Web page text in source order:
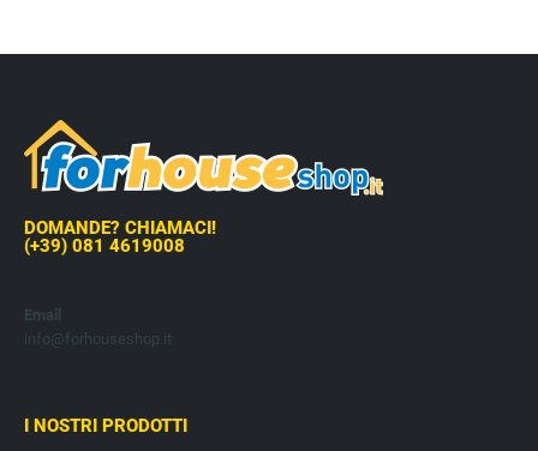
DOMANDE? CHIAMACI!
(+39) 081 4619008
Email
info@forhouseshop.it
I NOSTRI PRODOTTI